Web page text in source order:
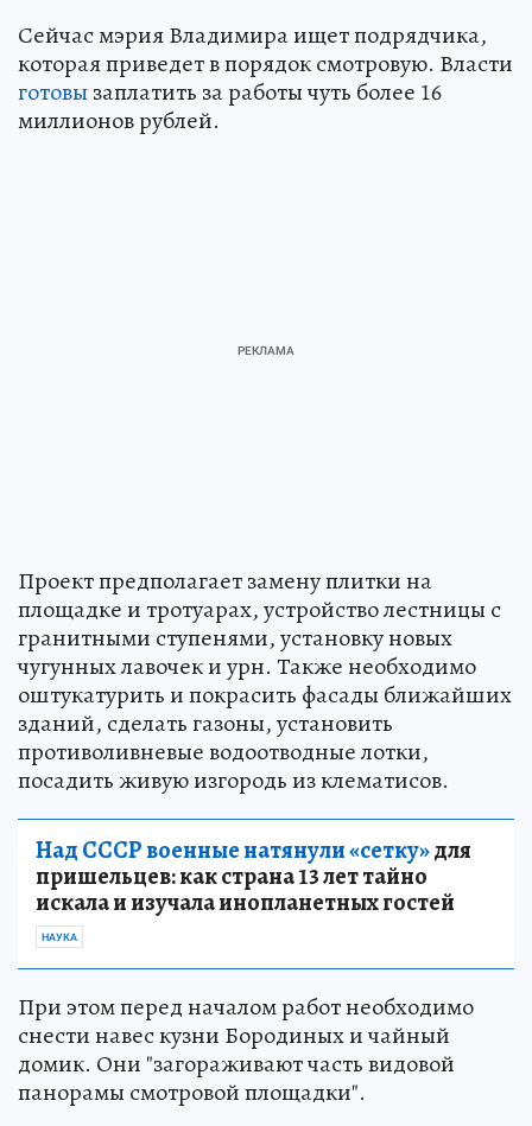
Сейчас мэрия Владимира ищет подрядчика,
которая приведет в порядок смотровую. Власти
готовы заплатить за работы чуть более 16
миллионов рублей.
Проект предполагает замену плитки на
площадке и тротуарах, устройство лестницы с
гранитными ступенями, установку новых
чугунных лавочек и урн. Также необходимо
оштукатурить и покрасить фасады ближайших
зданий, сделать газоны, установить
противоливневые водоотводные лотки,
посадить живую изгородь из клематисов.
Над СССР военные натянули «сетку»для
пришельцев: как страна 13 лет тайно
искала и изучала инопланетных гостей
НАУКА
При этом перед началом работ необходимо
снести навес кузни Бородиных и чайный
домик. Они "загораживают часть видовой
панорамы смотровой площадки".